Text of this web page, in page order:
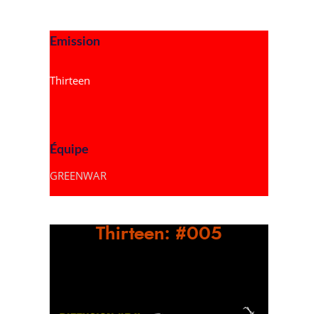
Emission
Thirteen
Équipe
GREENWAR
Thirteen: #005